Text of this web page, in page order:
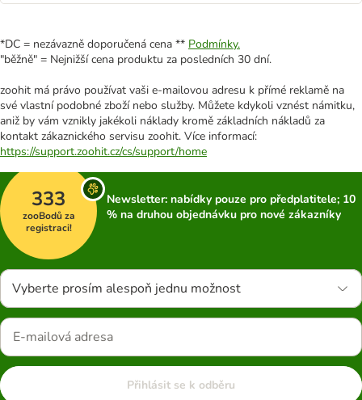
*DC = nezávazně doporučená cena ** Podmínky.
"běžně" = Nejnižší cena produktu za posledních 30 dní.
zoohit má právo používat vaši e-mailovou adresu k přímé reklamě na
své vlastní podobné zboží nebo služby. Můžete kdykoli vznést námitku,
aniž by vám vznikly jakékoli náklady kromě základních nákladů za
kontakt zákaznického servisu zoohit. Více informací:
https://support.zoohit.cz/cs/support/home
333
zooBodů za
registraci!
Newsletter: nabídky pouze pro předplatitele; 10
% na druhou objednávku pro nové zákazníky
Vyberte prosím alespoň jednu možnost
Přihlásit se k odběru